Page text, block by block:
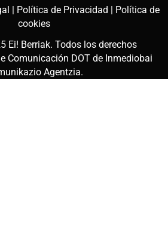
| Política de Privacidad | Política de
cookies
Ei! Berriak. Todos los derechos
Comunicación DOT de Inmediobai
Agentzia.